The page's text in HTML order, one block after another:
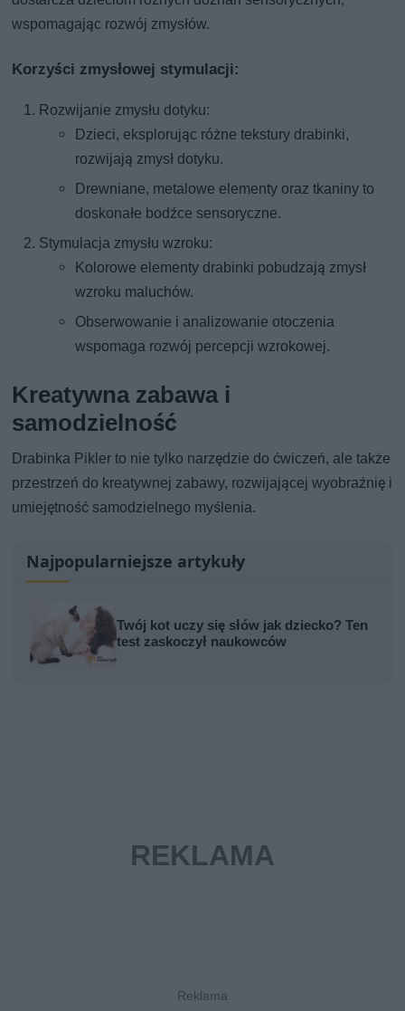
wspomagając rozwój zmysłów.
Korzyści zmysłowej stymulacji:
Rozwijanie zmysłu dotyku:
Dzieci, eksplorując różne tekstury drabinki,
rozwijają zmysł dotyku.
Drewniane, metalowe elementy oraz tkaniny to
doskonałe bodźce sensoryczne.
Stymulacja zmysłu wzroku:
Kolorowe elementy drabinki pobudzają zmysł
wzroku maluchów.
Obserwowanie i analizowanie otoczenia
wspomaga rozwój percepcji wzrokowej.
Kreatywna zabawa i
samodzielność
Drabinka Pikler to nie tylko narzędzie do ćwiczeń, ale także
przestrzeń do kreatywnej zabawy, rozwijającej wyobraźnię i
umiejętność samodzielnego myślenia.
Najpopularniejsze artykuły
Twój kot uczy się słów jak dziecko? Ten
test zaskoczył naukowców